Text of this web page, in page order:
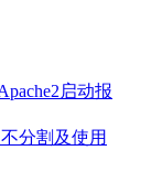
启动报
分割及使用